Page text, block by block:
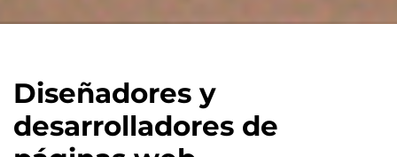
Diseñadores y
desarrolladores de